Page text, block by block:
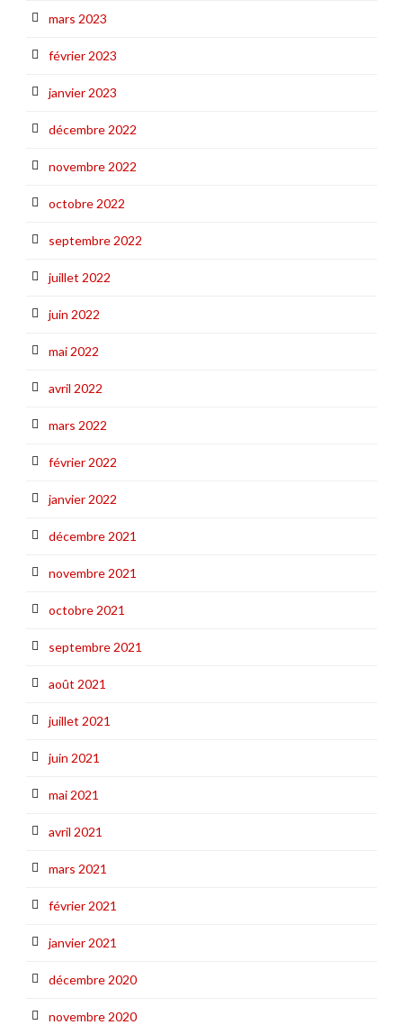
mars 2023
février 2023
janvier 2023
décembre 2022
novembre 2022
octobre 2022
septembre 2022
juillet 2022
juin 2022
mai 2022
avril 2022
mars 2022
février 2022
janvier 2022
décembre 2021
novembre 2021
octobre 2021
septembre 2021
août 2021
juillet 2021
juin 2021
mai 2021
avril 2021
mars 2021
février 2021
janvier 2021
décembre 2020
novembre 2020